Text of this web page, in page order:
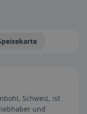
Schweiz, ist
und